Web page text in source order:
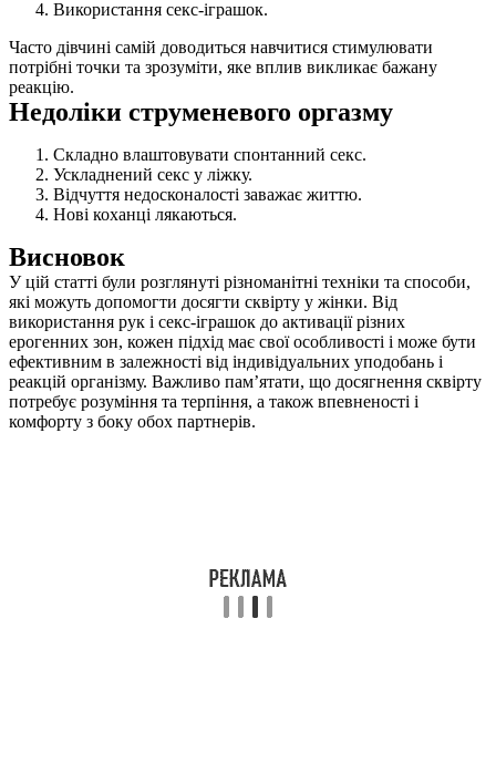
Використання секс-іграшок.
Часто дівчині самій доводиться навчитися стимулювати
потрібні точки та зрозуміти, яке вплив викликає бажану
реакцію.
Недоліки струменевого оргазму
Складно влаштовувати спонтанний секс.
Ускладнений секс у ліжку.
Відчуття недосконалості заважає життю.
Нові коханці лякаються.
Висновок
У цій статті були розглянуті різноманітні техніки та способи,
які можуть допомогти досягти сквірту у жінки. Від
використання рук і секс-іграшок до активації різних
ерогенних зон, кожен підхід має свої особливості і може бути
ефективним в залежності від індивідуальних уподобань і
реакцій організму. Важливо пам’ятати, що досягнення сквірту
потребує розуміння та терпіння, а також впевненості і
комфорту з боку обох партнерів.